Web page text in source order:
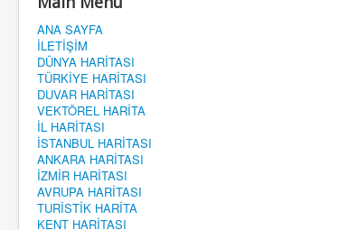
ANA SAYFA
İLETİŞİM
DÜNYA HARİTASI
TÜRKİYE HARİTASI
DUVAR HARİTASI
VEKTÖREL HARİTA
İL HARİTASI
İSTANBUL HARİTASI
ANKARA HARİTASI
İZMİR HARİTASI
AVRUPA HARİTASI
TURİSTİK HARİTA
KENT HARİTASI